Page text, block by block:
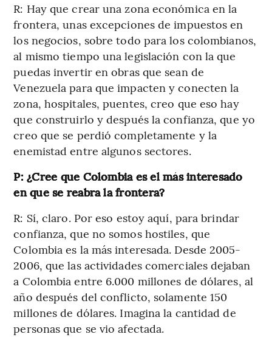
R: Hay que crear una zona económica en la
frontera, unas excepciones de impuestos en
los negocios, sobre todo para los colombianos,
al mismo tiempo una legislación con la que
puedas invertir en obras que sean de
Venezuela para que impacten y conecten la
zona, hospitales, puentes, creo que eso hay
que construirlo y después la confianza, que yo
creo que se perdió completamente y la
enemistad entre algunos sectores.
P: ¿Cree que Colombia es el más interesado
en que se reabra la frontera?
R: Sí, claro. Por eso estoy aquí, para brindar
confianza, que no somos hostiles, que
Colombia es la más interesada. Desde 2005-
2006, que las actividades comerciales dejaban
a Colombia entre 6.000 millones de dólares, al
año después del conflicto, solamente 150
millones de dólares. Imagina la cantidad de
personas que se vio afectada.